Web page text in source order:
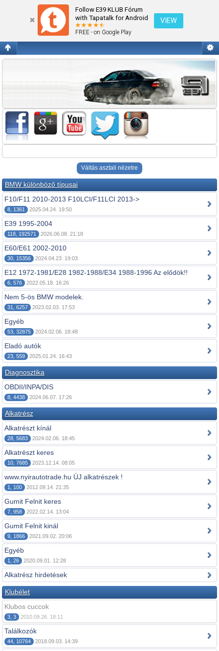
Follow E39 KLUB Fórum
with Tapatalk for Android
FREE - on Google Play
VIEW
Fórum kezdőlap megtekintése
Váltás asztali nézetre
BMW különböző típusai
F10/F11 2010-2013 F10LCI/F11LCI 2013->
8, 1361 2025.04.24. 19:50
E39 1995-2004
118, 192571 2026.06.08. 21:18
E60/E61 2002-2010
30, 15356 2024.04.23. 19:03
E12 1972-1981/E28 1982-1988/E34 1988-1996 Az elődök!!
6, 576 2022.05.18. 16:26
Nem 5-ös BMW modelek.
31, 6257 2023.02.03. 17:53
Egyéb
53, 32875 2024.02.06. 18:48
Eladó autók
23, 559 2025.01.24. 16:43
Diagnosztika
OBDII/INPA/DIS
8, 4438 2024.06.07. 17:26
Alkatrész
Alkatrészt kínál
28, 5683 2024.02.06. 18:45
Alkatrészt keres
10, 7685 2023.12.14. 08:05
www.nyirautotrade.hu ÚJ alkatrészek !
1, 100 2012.09.14. 21:35
Gumit Felnit keres
7, 958 2022.02.14. 13:04
Gumit Felnit kinál
9, 1866 2021.09.02. 20:06
Egyéb
1, 26 2020.09.01. 12:28
Alkatrész hirdetések
Klubélet
Klubos cuccok
3, 3 2010.09.26. 18:11
Találkozók
44, 10764 2018.09.03. 14:39